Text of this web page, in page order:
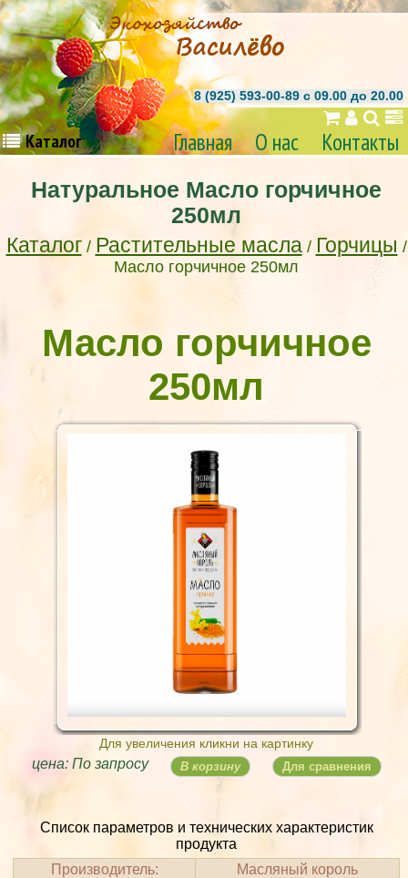
8 (925) 593-00-89 c 09.00 до 20.00
Каталог Главная О нас Контакты
Натуральное Масло горчичное
250мл
Каталог/ Растительные масла/ Горчицы /
Масло горчичное 250мл
Масло горчичное
250мл
Для увеличения кликни на картинку
цена: По запросу В корзину Для сравнения
Список параметров и технических характеристик
продукта
Производитель:
Масляный король